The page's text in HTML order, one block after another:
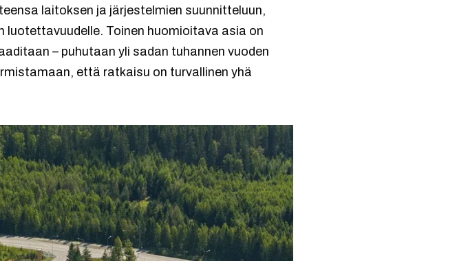
laitoksen ja järjestelmien suunnitteluun,
Toinen huomioitava asia on
– puhutaan yli sadan tuhannen vuoden
että ratkaisu on turvallinen yhä